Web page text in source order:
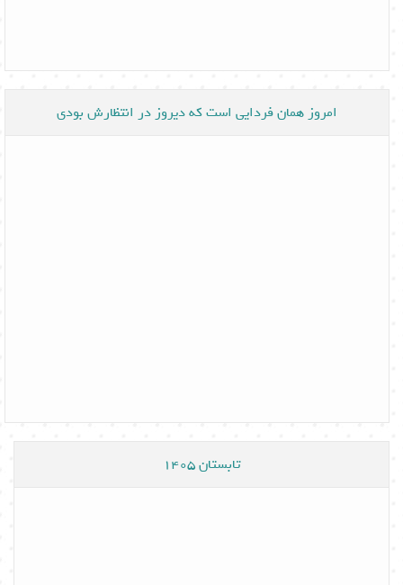
امروز همان فردایی است که دیروز در انتظارش بودی
تابستان 1405